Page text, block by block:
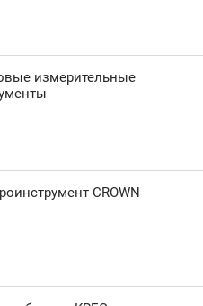
измерительные
CROWN